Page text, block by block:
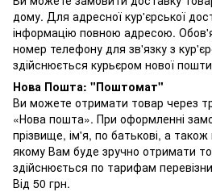
дому. Для адресної кур'єрської
інформацію повною адресою.
номер телефону для зв'язку з
здійснюється курьєром нової
Нова Пошта: "Поштомат"
Ви можете отримати товар через
«Нова пошта». При оформленні
прізвище, ім'я, по батькові, а
якому Вам буде зручно отримати
здійснюється по тарифам
Від 50 грн.